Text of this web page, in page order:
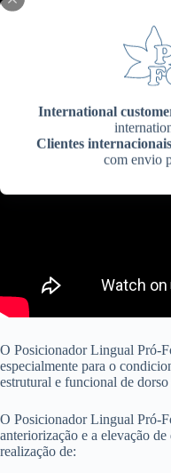
International
Clientes internacionais
com envio
O Posicionador Lingual Pró-
especialmente para o
estrutural e funcional de
O Posicionador Lingual Pró-
anteriorização e a elevação
realização de: